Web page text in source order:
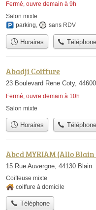
Fermé, ouvre demain à 9h
Salon mixte
parking, sans RDV
Horaires Téléphone
Abadji Coiffure
23 Boulevard Rene Coty,
Fermé, ouvre demain à 10h
Salon mixte
Horaires Téléphone
Abcd MYRIAM (Allo
15 Rue Auvergne, 44130 Blain
Coiffeuse mixte
coiffure à domicile
Téléphone